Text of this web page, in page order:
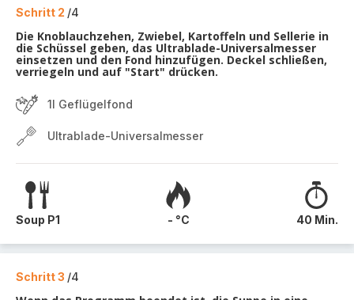
Schritt 2 /4
Die Knoblauchzehen, Zwiebel, Kartoffeln und Sellerie in
die Schüssel geben, das Ultrablade-Universalmesser
einsetzen und den Fond hinzufügen. Deckel schließen,
verriegeln und auf "Start" drücken.
1l Geflügelfond
Ultrablade-Universalmesser
Soup P1 - °C 40 Min.
Schritt 3 /4